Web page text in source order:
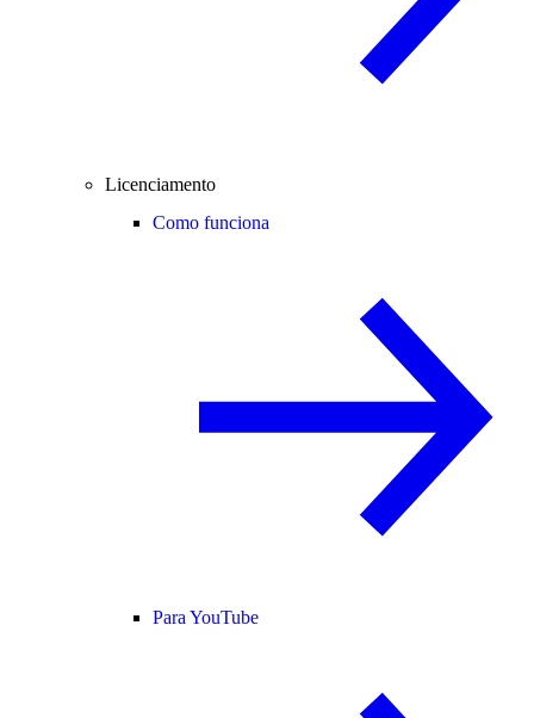
Licenciamento
Como funciona
Para YouTube